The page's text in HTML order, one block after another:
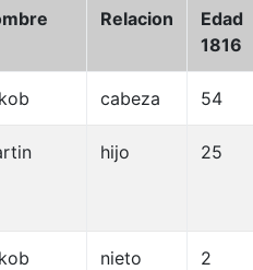
Relacion
Edad
1816
cabeza 54
hijo 25
nieto 2